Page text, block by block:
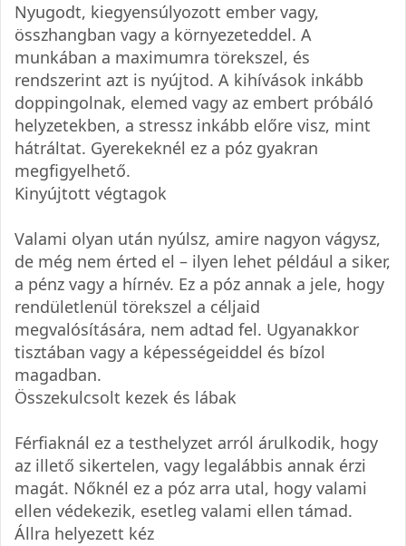
Nyugodt, kiegyensúlyozott ember vagy,
összhangban vagy a környezeteddel. A
munkában a maximumra törekszel, és
rendszerint azt is nyújtod. A kihívások inkább
doppingolnak, elemed vagy az embert próbáló
helyzetekben, a stressz inkább előre visz, mint
hátráltat. Gyerekeknél ez a póz gyakran
megfigyelhető.
Kinyújtott végtagok
Valami olyan után nyúlsz, amire nagyon vágysz,
de még nem érted el – ilyen lehet például a siker,
a pénz vagy a hírnév. Ez a póz annak a jele, hogy
rendületlenül törekszel a céljaid
megvalósítására, nem adtad fel. Ugyanakkor
tisztában vagy a képességeiddel és bízol
magadban.
Összekulcsolt kezek és lábak
Férfiaknál ez a testhelyzet arról árulkodik, hogy
az illető sikertelen, vagy legalábbis annak érzi
magát. Nőknél ez a póz arra utal, hogy valami
ellen védekezik, esetleg valami ellen támad.
Állra helyezett kéz